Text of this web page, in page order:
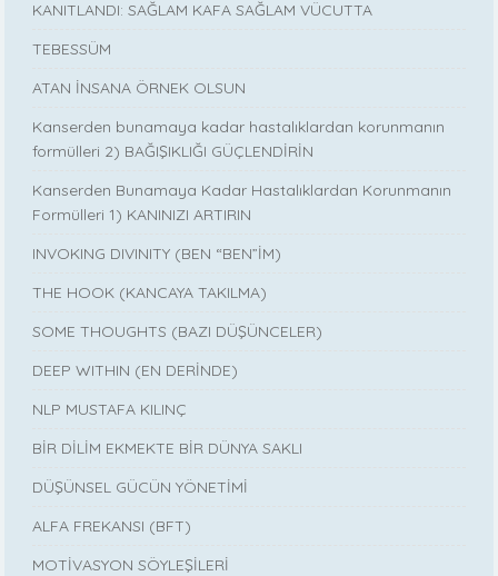
KANITLANDI: SAĞLAM KAFA SAĞLAM VÜCUTTA
TEBESSÜM
ATAN İNSANA ÖRNEK OLSUN
Kanserden bunamaya kadar hastalıklardan korunmanın
formülleri 2) BAĞIŞIKLIĞI GÜÇLENDİRİN
Kanserden Bunamaya Kadar Hastalıklardan Korunmanın
Formülleri 1) KANINIZI ARTIRIN
INVOKING DIVINITY (BEN “BEN”İM)
THE HOOK (KANCAYA TAKILMA)
SOME THOUGHTS (BAZI DÜŞÜNCELER)
DEEP WITHIN (EN DERİNDE)
NLP MUSTAFA KILINÇ
BİR DİLİM EKMEKTE BİR DÜNYA SAKLI
DÜŞÜNSEL GÜCÜN YÖNETİMİ
ALFA FREKANSI (BFT)
MOTİVASYON SÖYLEŞİLERİ